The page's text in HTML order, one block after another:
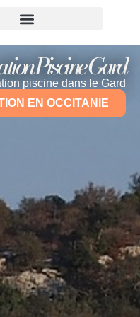
Piscine Gard
piscine dans le Gard
EN OCCITANIE